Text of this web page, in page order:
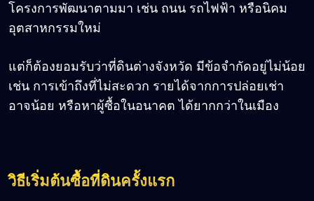
โครงการพัฒนาตามมา เช่น ถนน รถไฟฟ้า หรือนิคม
อุตสาหกรรมใหม่
แต่ก็ต้องยอมรับว่าที่ดินต่างจังหวัด มีข้อจำกัดอยู่ไม่น้อย
เช่น การเข้าถึงที่ไม่สะดวก รายได้จากการปล่อยเช่า
อาจน้อย หรือหาผู้ซื้อในอนาคต ได้ยากกว่าในเมือง
วิธีเริ่มต้นซื้อที่ดินครั้งแรก